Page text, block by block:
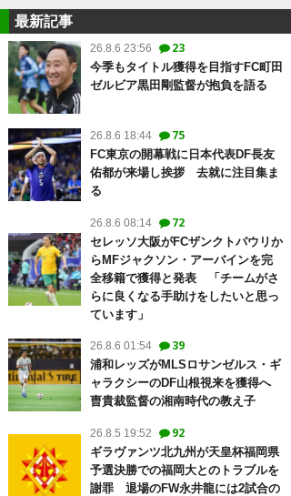
最新記事
26.8.6 23:56 23
今季もタイトル獲得を目指すFC町田
ゼルビア黒田剛監督が抱負を語る
26.8.6 18:44 75
FC東京の開幕戦に日本代表DF長友
佑都が来場し挨拶 去就に注目集ま
る
26.8.6 08:14 72
セレッソ大阪がFCザンクトパウリか
らMFジャクソン・アーバインを完
全移籍で獲得と発表 「チームがさ
らに良くなる手助けをしたいと思っ
ています」
26.8.6 01:54 39
浦和レッズがMLSロサンゼルス・ギ
ャラクシーのDF山根視来を獲得へ
曺貴裁監督の湘南時代の教え子
26.8.5 19:52 92
ギラヴァンツ北九州が天皇杯福岡県
予選決勝での福岡大とのトラブルを
謝罪 退場のFW永井龍には2試合の